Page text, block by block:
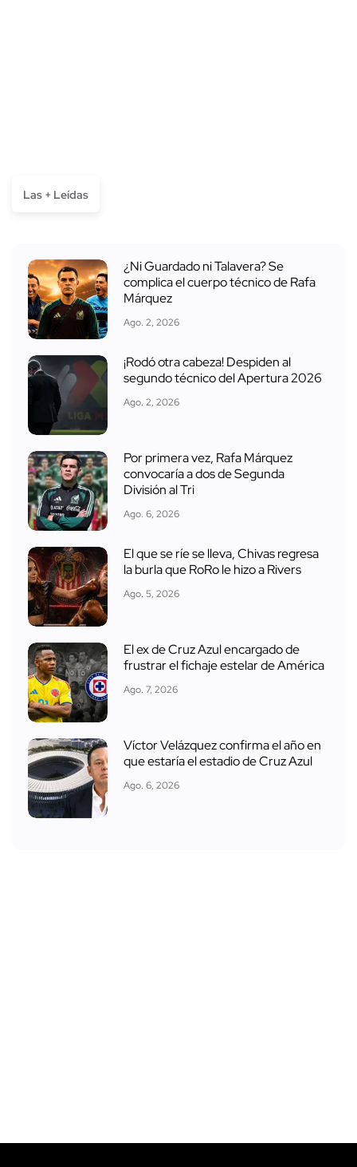
Las + Leídas
¿Ni Guardado ni Talavera? Se
complica el cuerpo técnico de Rafa
Márquez
Ago. 2, 2026
¡Rodó otra cabeza! Despiden al
segundo técnico del Apertura 2026
Ago. 2, 2026
Por primera vez, Rafa Márquez
convocaría a dos de Segunda
División al Tri
Ago. 6, 2026
El que se ríe se lleva, Chivas regresa
la burla que RoRo le hizo a Rivers
Ago. 5, 2026
El ex de Cruz Azul encargado de
frustrar el fichaje estelar de América
Ago. 7, 2026
Víctor Velázquez confirma el año en
que estaría el estadio de Cruz Azul
Ago. 6, 2026